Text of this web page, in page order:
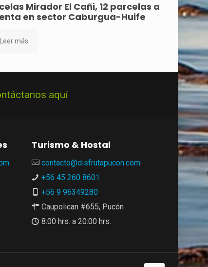
Mirador El Cañi, 12 parcelas a
en sector Caburgua-Huife
Leer más
aquí
Turismo & Hostal
contacto@disfrutapucon.com
+56 45 260 8601
+56 9 96349280
Caupolican #655, Pucón
8:00 hrs. a 20:00 hrs.